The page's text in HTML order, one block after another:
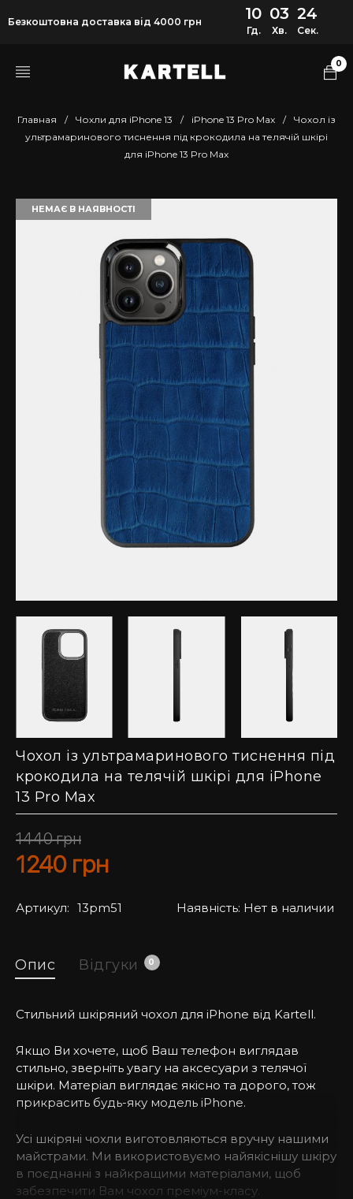
Безкоштовна доставка від 4000 грн 10
Гд.
03
Хв.
24
Сек.
0
Главная / Чохли для iPhone 13 / iPhone 13 Pro Max /
Чохол із
ультрамаринового тиснення під крокодила на телячій шкірі
для iPhone 13 Pro Max
НЕМАЄ В НАЯВНОСТІ
Чохол із ультрамаринового тиснення під
крокодила на телячій шкірі для iPhone
13 Pro Max
1440грн
1240 грн
Артикул: 13pm51 Наявність: Нет в наличии
Опис Відгуки 0
Стильний шкіряний чохол для iPhone від Kartell.
Якщо Ви хочете, щоб Ваш телефон виглядав
стильно, зверніть увагу на аксесуари з телячої
шкіри. Матеріал виглядає якісно та дорого, тож
прикрасить будь-яку модель iPhone.
Усі шкіряні чохли виготовляються вручну нашими
майстрами. Ми використовуємо найякіснішу шкіру
в поєднанні з найкращими матеріалами, щоб
забезпечити Вам чохол преміум-класу.